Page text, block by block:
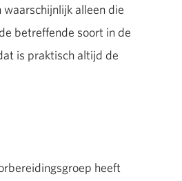
waarschijnlijk alleen die
betreffende soort in de
is praktisch altijd de
heeft